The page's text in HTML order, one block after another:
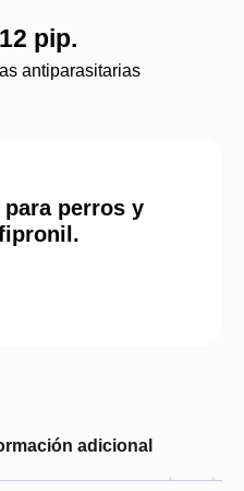
pip.
antiparasitarias
perros y
adicional